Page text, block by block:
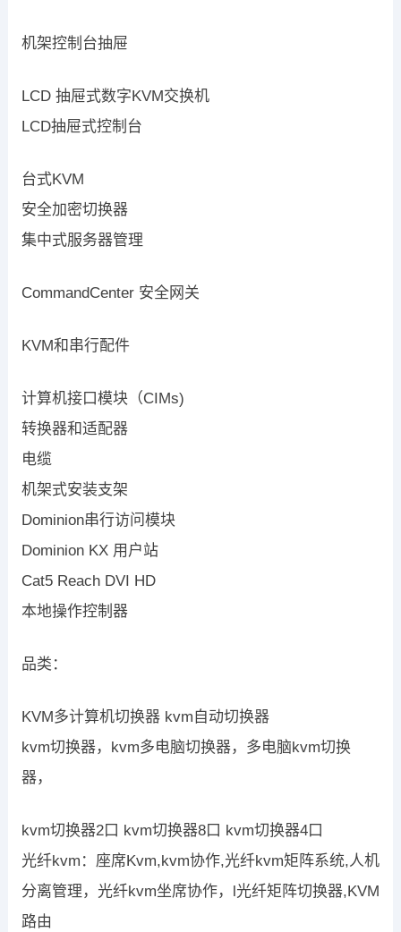
机架控制台抽屉
LCD 抽屉式数字KVM交换机
LCD抽屉式控制台
台式KVM
安全加密切换器
集中式服务器管理
CommandCenter 安全网关
KVM和串行配件
计算机接口模块（CIMs)
转换器和适配器
电缆
机架式安装支架
Dominion串行访问模块
Dominion KX 用户站
Cat5 Reach DVI HD
本地操作控制器
品类：
KVM多计算机切换器 kvm自动切换器
kvm切换器，kvm多电脑切换器，多电脑kvm切换
器，
kvm切换器2口 kvm切换器8口 kvm切换器4口
光纤kvm：座席Kvm,kvm协作,光纤kvm矩阵系统,人机
分离管理，光纤kvm坐席协作，l光纤矩阵切换器,KVM
路由